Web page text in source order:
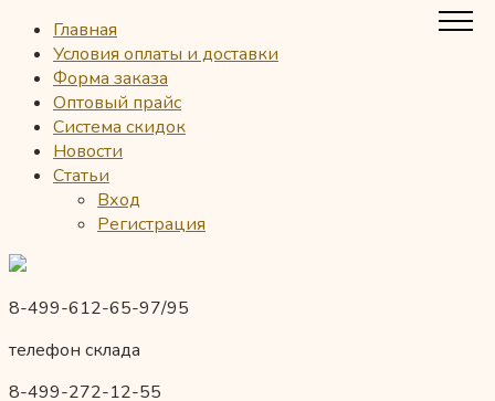
Главная
Условия оплаты и доставки
Форма заказа
Оптовый прайс
Система скидок
Новости
Статьи
Вход
Регистрация
8-499-612-65-97/95
телефон склада
8-499-272-12-55